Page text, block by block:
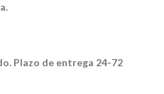
Plazo de entrega 24-72